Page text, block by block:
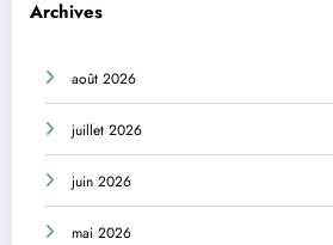
Archives
août 2026
juillet 2026
juin 2026
mai 2026